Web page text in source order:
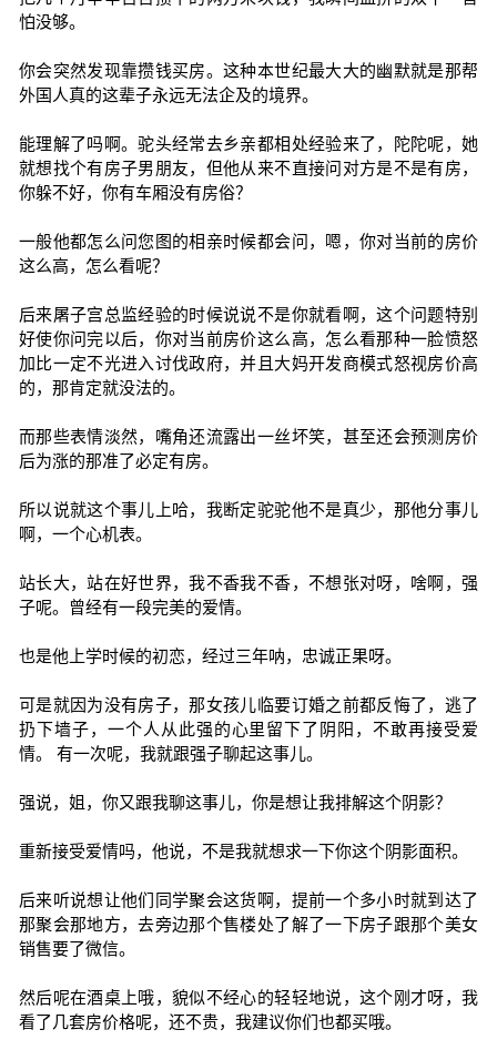
怕没够。
你会突然发现靠攒钱买房。这种本世纪最大大的幽默就是那帮
外国人真的这辈子永远无法企及的境界。
能理解了吗啊。驼头经常去乡亲都相处经验来了，陀陀呢，她
就想找个有房子男朋友，但他从来不直接问对方是不是有房，
你躲不好，你有车厢没有房俗？
一般他都怎么问您图的相亲时候都会问，嗯，你对当前的房价
这么高，怎么看呢？
后来屠子宫总监经验的时候说说不是你就看啊，这个问题特别
好使你问完以后，你对当前房价这么高，怎么看那种一脸愤怒
加比一定不光进入讨伐政府，并且大妈开发商模式怒视房价高
的，那肯定就没法的。
而那些表情淡然，嘴角还流露出一丝坏笑，甚至还会预测房价
后为涨的那准了必定有房。
所以说就这个事儿上哈，我断定驼驼他不是真少，那他分事儿
啊，一个心机表。
站长大，站在好世界，我不香我不香，不想张对呀，啥啊，强
子呢。曾经有一段完美的爱情。
也是他上学时候的初恋，经过三年呐，忠诚正果呀。
可是就因为没有房子，那女孩儿临要订婚之前都反悔了，逃了
扔下墙子，一个人从此强的心里留下了阴阳，不敢再接受爱
情。 有一次呢，我就跟强子聊起这事儿。
强说，姐，你又跟我聊这事儿，你是想让我排解这个阴影？
重新接受爱情吗，他说，不是我就想求一下你这个阴影面积。
后来听说想让他们同学聚会这货啊，提前一个多小时就到达了
那聚会那地方，去旁边那个售楼处了解了一下房子跟那个美女
销售要了微信。
然后呢在酒桌上哦，貌似不经心的轻轻地说，这个刚才呀，我
看了几套房价格呢，还不贵，我建议你们也都买哦。